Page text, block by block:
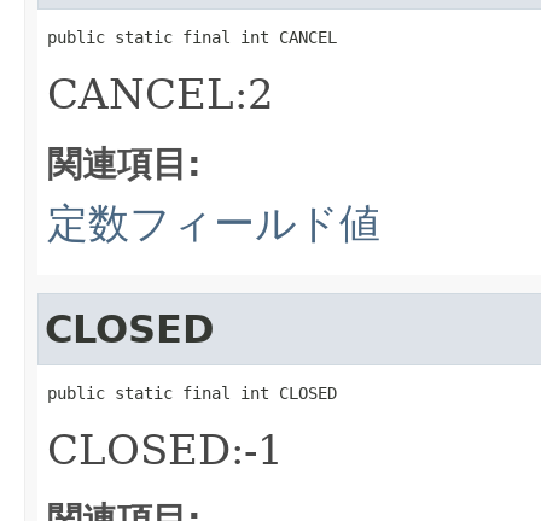
public static final int CANCEL
CANCEL:2
関連項目:
定数フィールド値
CLOSED
public static final int CLOSED
CLOSED:-1